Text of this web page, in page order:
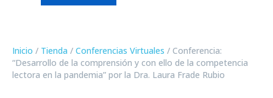
Inicio / Tienda / Conferencias Virtuales / Conferencia:
“Desarrollo de la comprensión y con ello de la competencia
lectora en la pandemia” por la Dra. Laura Frade Rubio